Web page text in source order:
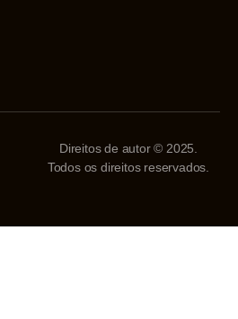
Direitos de autor © 2025.
Todos os direitos reservados.